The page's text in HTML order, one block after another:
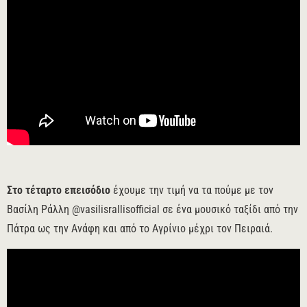
Στο τέταρτο επεισόδιο έχουμε την τιμή να τα πούμε με τον
Βασίλη Ράλλη @vasilisrallisofficial σε ένα μουσικό ταξίδι από την
Πάτρα ως την Ανάφη και από το Αγρίνιο μέχρι τον Πειραιά.